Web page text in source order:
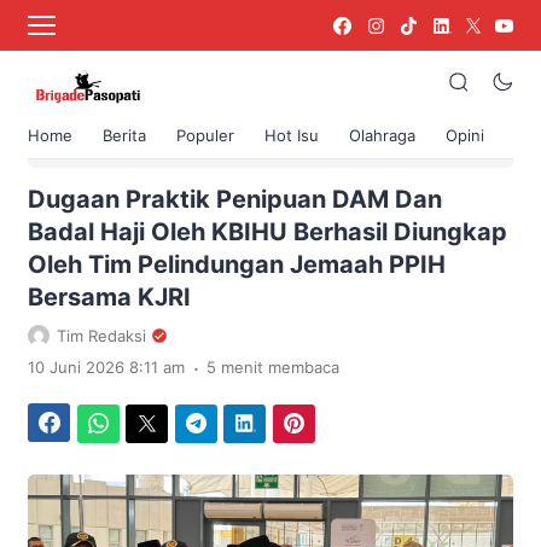
Home Berita Populer Hot Isu Olahraga Opini
›
Dugaan Praktik Penipuan DAM Dan
Badal Haji Oleh KBIHU Berhasil Diungkap
Oleh Tim Pelindungan Jemaah PPIH
Bersama KJRI
Tim Redaksi
10 Juni 2026 8:11 am . 5 menit membaca